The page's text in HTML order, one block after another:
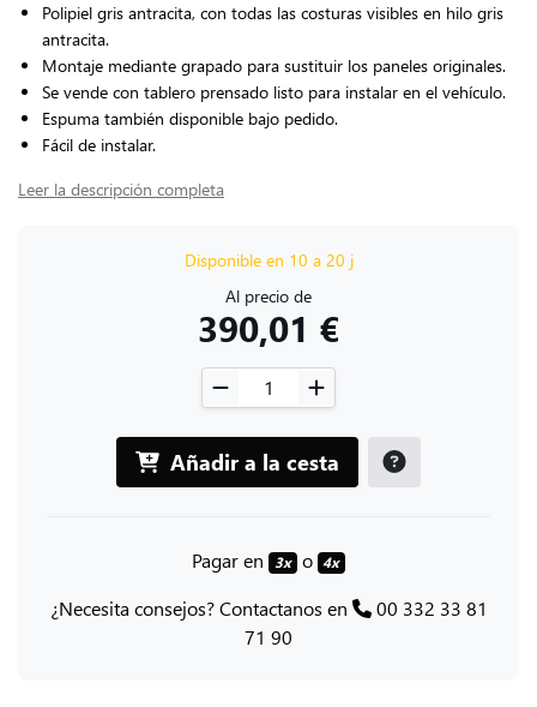
Polipiel gris antracita, con todas las costuras visibles en hilo gris
antracita.
Montaje mediante grapado para sustituir los paneles originales.
Se vende con tablero prensado listo para instalar en el vehículo.
Espuma también disponible bajo pedido.
Fácil de instalar.
Leer la descripción completa
Disponible en 10 a 20 j
Al precio de
390,01 €
Añadir a la cesta
Pagar en 3x o 4x
¿Necesita consejos? Contactanos en
00 332 33 81
71 90